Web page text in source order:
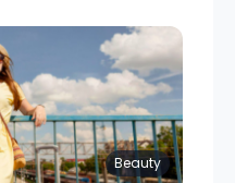
Beauty